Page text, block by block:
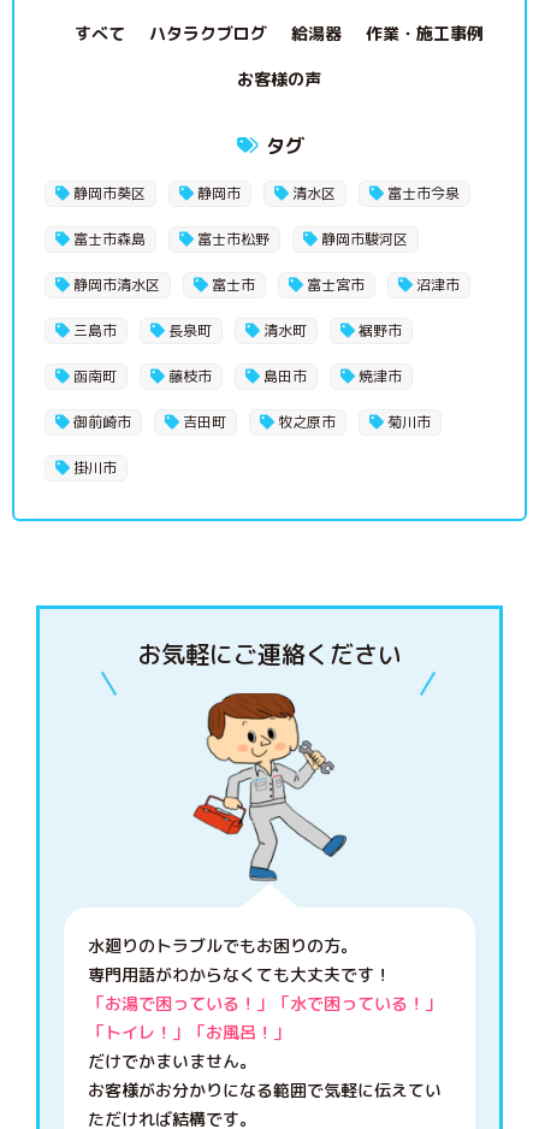
すべて ハタラクブログ 給湯器
作業・施工事例
お客様の声
タグ
静岡市葵区 静岡市 清水区 富士市今泉
富士市森島 富士市松野 静岡市駿河区
静岡市清水区 富士市 富士宮市 沼津市
三島市 長泉町 清水町 裾野市
函南町 藤枝市 島田市 焼津市
御前崎市 吉田町 牧之原市 菊川市
掛川市
お気軽にご連絡ください
水廻りのトラブルでもお困りの方。
専門用語がわからなくても大丈夫です！
「お湯で困っている！」「水で困っている！」
「トイレ！」「お風呂！」
だけでかまいません。
お客様がお分かりになる範囲で気軽に伝えてい
ただければ結構です。